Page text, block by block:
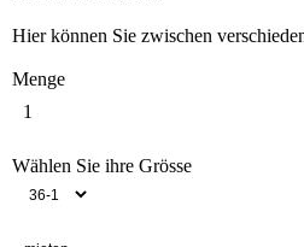
Hier können Sie zwischen
Menge
Wählen Sie ihre Grösse